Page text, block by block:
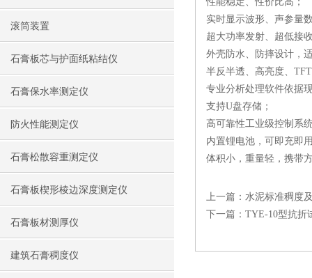
滚筒装置
石膏板芯与护面纸粘结仪
石膏保水率测定仪
防火性能测定仪
石膏松散容重测定仪
石膏板楔形棱边深度测定仪
石膏板材测厚仪
建筑石膏稠度仪
实时显示波形、声参量
超大功率发射、超低接
外壳防水、防摔设计，
半反半透、高亮度、
专业分析处理软件依据
支持U盘存储；
高可靠性工业级控制系
内置锂电池，可即充即
体积小，重量轻，携带
上一篇： 水泥标准稠度
下一篇： TYE-10型抗折